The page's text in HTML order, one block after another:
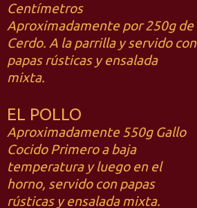
Centímetros
Aproximadamente por 250g de
Cerdo. A la parrilla y servido con
papas rústicas y ensalada
mixta.
EL POLLO
Aproximadamente 550g Gallo
Cocido Primero a baja
temperatura y luego en el
horno, servido con papas
rústicas y ensalada mixta.